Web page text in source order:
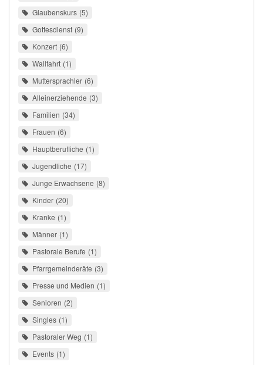
Glaubenskurs 5
Gottesdienst 9
Konzert 6
Wallfahrt 1
Muttersprachler 6
Alleinerziehende 3
Familien 34
Frauen 6
Hauptberufliche 1
Jugendliche 17
Junge Erwachsene 8
Kinder 20
Kranke 1
Männer 1
Pastorale Berufe 1
Pfarrgemeinderäte 3
Presse und Medien 1
Senioren 2
Singles 1
Pastoraler Weg 1
Events 1